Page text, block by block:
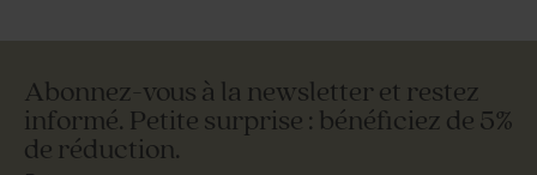
Abonnez-vous à la newsletter et restez
informé. Petite surprise : bénéficiez de 5%
de réduction.